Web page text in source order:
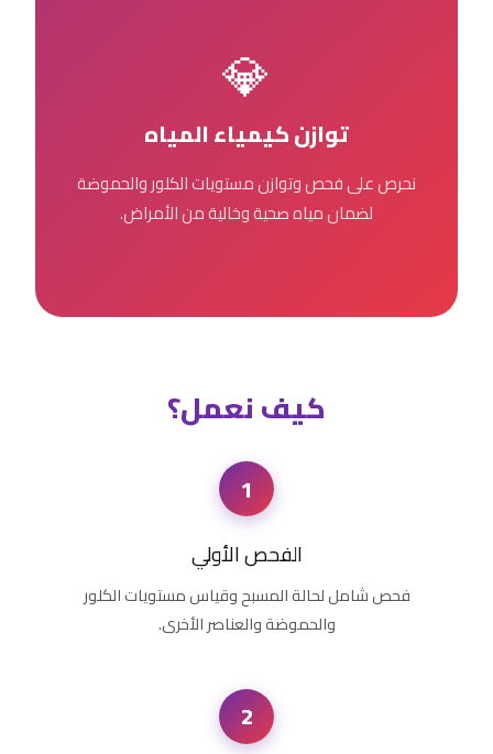
💎
توازن كيمياء المياه
نحرص على فحص وتوازن مستويات الكلور والحموضة
لضمان مياه صحية وخالية من الأمراض.
كيف نعمل؟
1
الفحص الأولي
فحص شامل لحالة المسبح وقياس مستويات الكلور
والحموضة والعناصر الأخرى.
2